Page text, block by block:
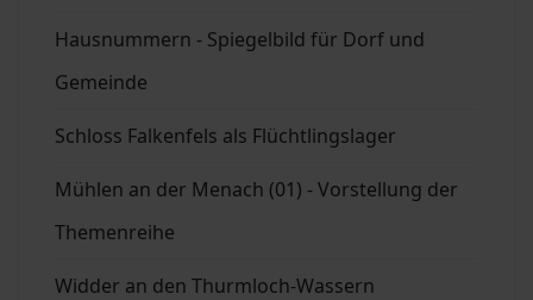
Hausnummern - Spiegelbild für Dorf und
Gemeinde
Schloss Falkenfels als Flüchtlingslager
Mühlen an der Menach (01) - Vorstellung der
Themenreihe
Widder an den Thurmloch-Wassern